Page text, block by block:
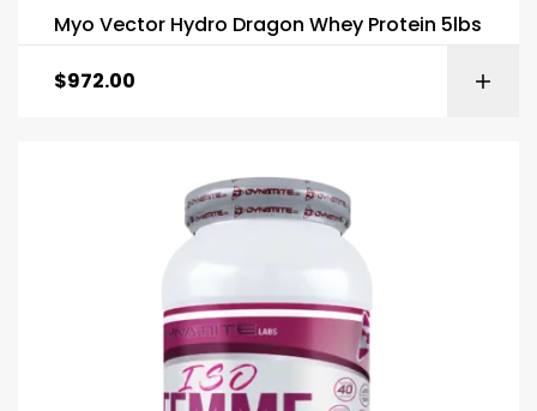
Myo Vector Hydro Dragon Whey Protein 5lbs
$972.00